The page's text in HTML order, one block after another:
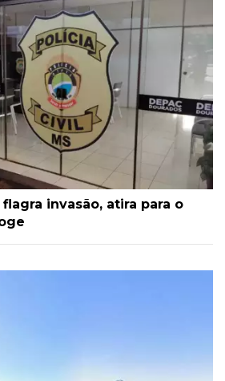
invasão, atira para o